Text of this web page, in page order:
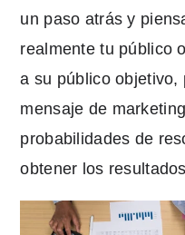
un paso atrás y
realmente tu público
a su público objetivo,
mensaje de
probabilidades de
obtener los